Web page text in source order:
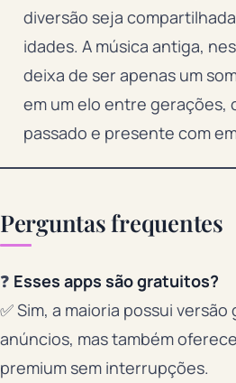
diversão seja
idades. A música antiga,
deixa de ser apenas um
em um elo entre gerações,
passado e presente com
Perguntas frequentes
❓ Esses apps são gratuitos?
✅ Sim, a maioria possui
anúncios, mas também
premium sem interrupções.